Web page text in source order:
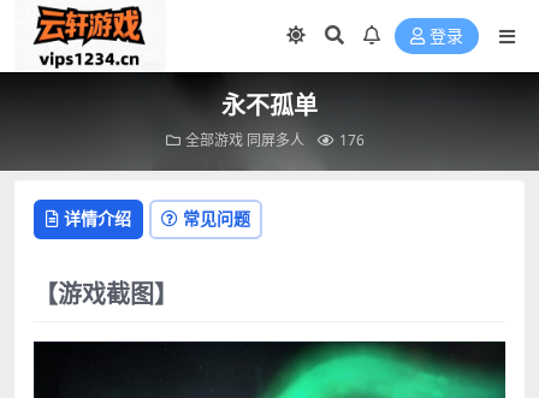
登录
永不孤单
全部游戏 同屏多人 176
详情介绍 常见问题
【游戏截图】